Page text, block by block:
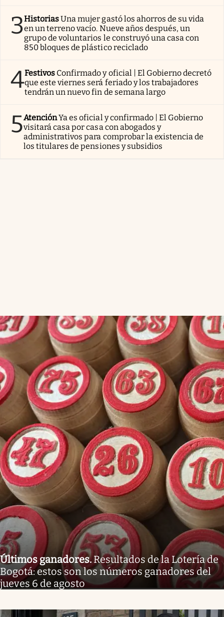
3HistoriasUna mujer gastó los ahorros de su vida
en un terreno vacío. Nueve años después, un
grupo de voluntarios le construyó una casa con
850 bloques de plástico reciclado
4Festivos Confirmado y oficial | El Gobierno decretó
que este viernes será feriado y los trabajadores
tendrán un nuevo fin de semana largo
5AtenciónYa es oficial y confirmado | El Gobierno
visitará casa por casa con abogados y
administrativos para comprobar la existencia de
los titulares de pensiones y subsidios
Últimos ganadores. Resultados de la Lotería de
Bogotá: estos son los números ganadores del
jueves 6 de agosto